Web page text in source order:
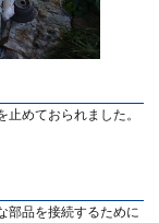
めておられました。
部品を接続するために